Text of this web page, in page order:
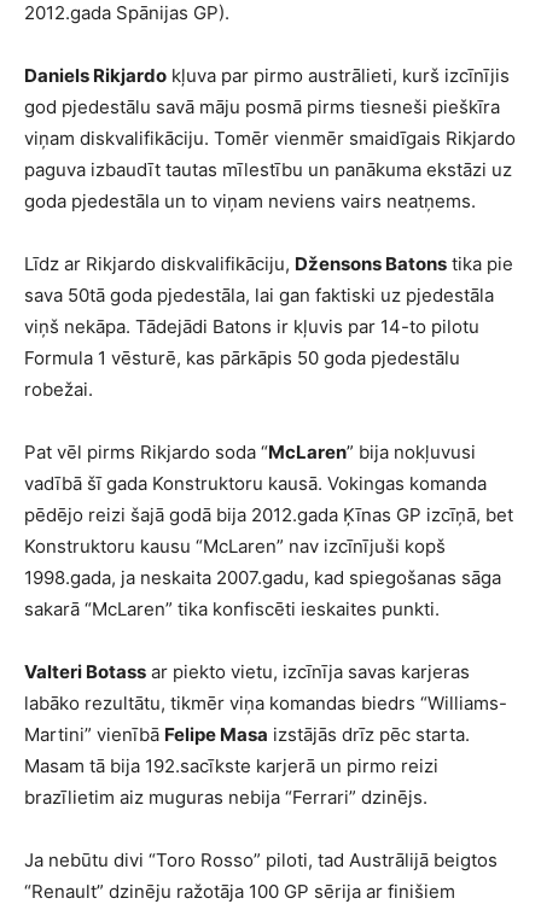
2012.gada Spānijas GP).
Daniels Rikjardo kļuva par pirmo austrālieti, kurš izcīnījis
god pjedestālu savā māju posmā pirms tiesneši pieškīra
viņam diskvalifikāciju. Tomēr vienmēr smaidīgais Rikjardo
paguva izbaudīt tautas mīlestību un panākuma ekstāzi uz
goda pjedestāla un to viņam neviens vairs neatņems.
Līdz ar Rikjardo diskvalifikāciju, Džensons Batons tika pie
sava 50tā goda pjedestāla, lai gan faktiski uz pjedestāla
viņš nekāpa. Tādejādi Batons ir kļuvis par 14-to pilotu
Formula 1 vēsturē, kas pārkāpis 50 goda pjedestālu
robežai.
Pat vēl pirms Rikjardo soda “McLaren” bija nokļuvusi
vadībā šī gada Konstruktoru kausā. Vokingas komanda
pēdējo reizi šajā godā bija 2012.gada Ķīnas GP izcīņā, bet
Konstruktoru kausu “McLaren” nav izcīnījuši kopš
1998.gada, ja neskaita 2007.gadu, kad spiegošanas sāga
sakarā “McLaren” tika konfiscēti ieskaites punkti.
Valteri Botass ar piekto vietu, izcīnīja savas karjeras
labāko rezultātu, tikmēr viņa komandas biedrs “Williams-
Martini” vienībā Felipe Masa izstājās drīz pēc starta.
Masam tā bija 192.sacīkste karjerā un pirmo reizi
brazīlietim aiz muguras nebija “Ferrari” dzinējs.
Ja nebūtu divi “Toro Rosso” piloti, tad Austrālijā beigtos
“Renault” dzinēju ražotāja 100 GP sērija ar finišiem